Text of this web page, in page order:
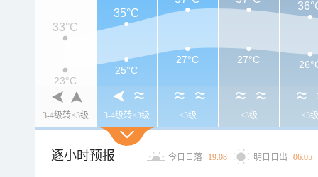
3-4级转<3级 3-4级转<3级 <3级 <3级 <3级
33°C
35°C
23°C
25°C
27°C 27°C
逐小时预报 今日日落 19:08 明日日出 06:05